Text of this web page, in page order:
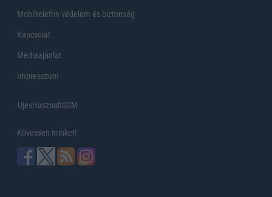
Mobiltelefon védelem és biztonság
Kapcsolat
Médiaajánlat
Impresszum
UjesHasznaltGSM
Kövessen minket!